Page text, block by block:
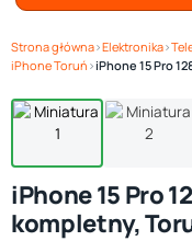
Strona główna›Elektronika›
iPhone Toruń ›iPhone 15 Pro
iPhone 15 Pro
kompletny,